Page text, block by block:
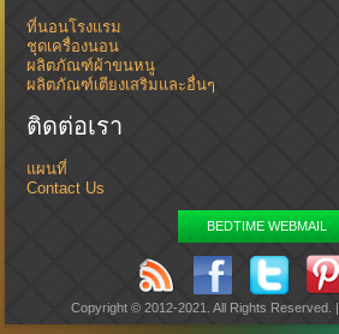
ที่นอนโรงแรม
ชุดเครื่องนอน
ผลิตภัณฑ์ผ้าขนหนู
ผลิตภัณฑ์เตียงเสริมและอื่นๆ
ติดต่อเรา
แผนที่
Contact Us
BEDTIME WEBMAIL
Copyright © 2012-2021. All Rights Reserved. |